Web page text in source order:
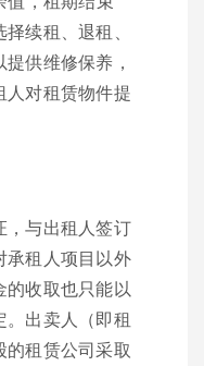
续租、退租、
供维修保养，
对租赁物件提
，与出租人签订
承租人项目以外
的收取也只能以
出卖人（即租
租赁公司采取